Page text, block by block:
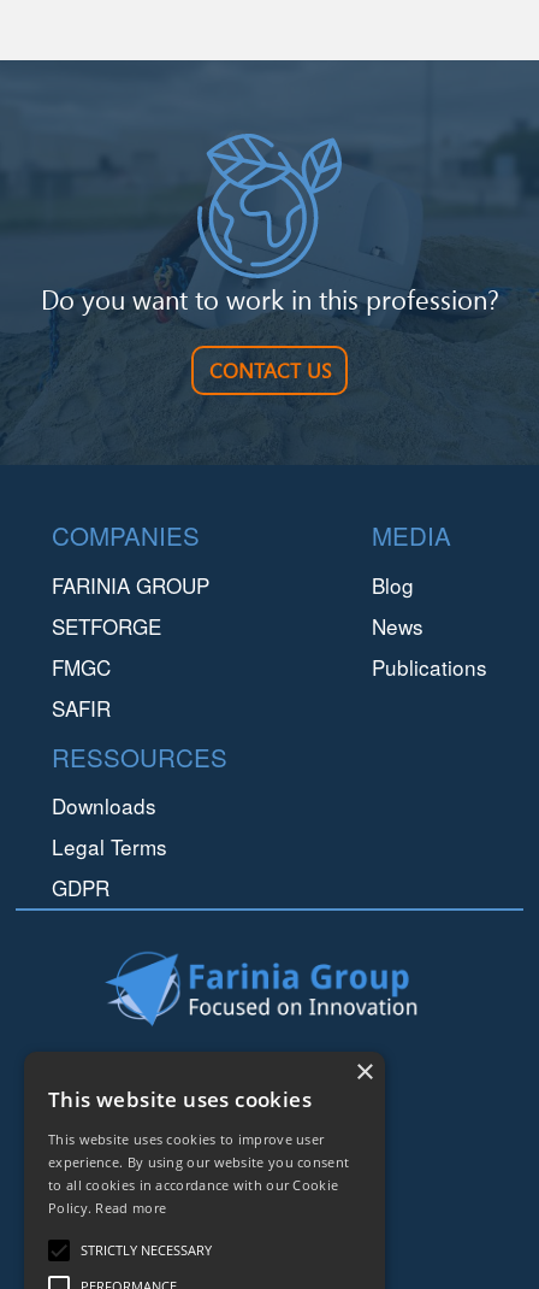
Do you want to work in this profession?
CONTACT US
Footer
COMPANIES
FARINIA GROUP
SETFORGE
FMGC
SAFIR
MEDIA
Blog
News
Publications
RESSOURCES
Downloads
Legal Terms
GDPR
75008Paris
+33153838240
This website uses cookies
This website uses cookies to improve user
experience. By using our website you consent
to all cookies in accordance with our Cookie
Policy. Read more
STRICTLY NECESSARY
×